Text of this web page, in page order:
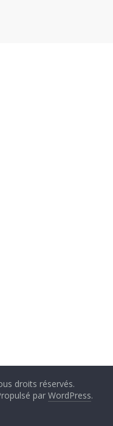
droits réservés.
parWordPress.